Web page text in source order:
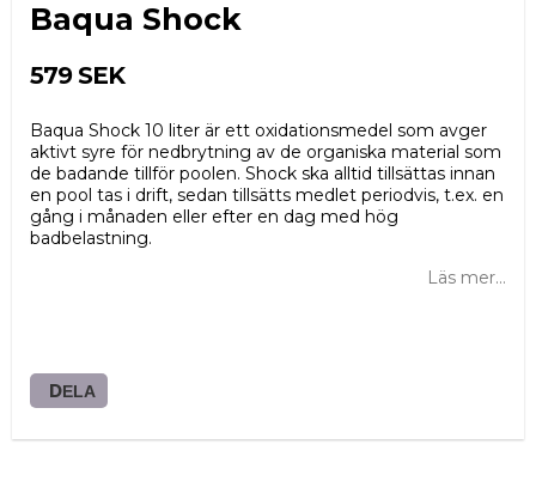
Baqua Shock
579 SEK
Baqua Shock 10 liter är ett oxidationsmedel som avger
aktivt syre för nedbrytning av de organiska material som
de badande tillför poolen. Shock ska alltid tillsättas innan
en pool tas i drift, sedan tillsätts medlet periodvis, t.ex. en
gång i månaden eller efter en dag med hög
badbelastning.
Läs mer...
DELA